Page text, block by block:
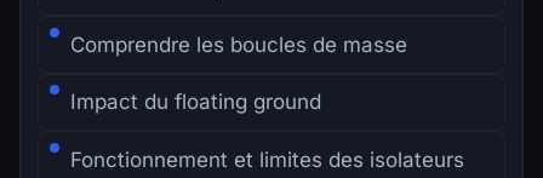
Comprendre les boucles de masse
Impact du floating ground
Fonctionnement et limites des isolateurs